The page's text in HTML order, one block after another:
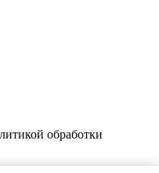
обработки